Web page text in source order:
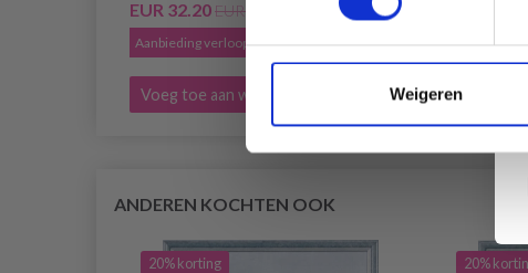
Weigeren
EUR 32.20EUR 40.25
Aanbieding verloopt 12/08/2026
Voeg toe aan winkelwagen
Aanbieding
Voeg toe
ANDEREN KOCHTEN OOK
20% korting 20%